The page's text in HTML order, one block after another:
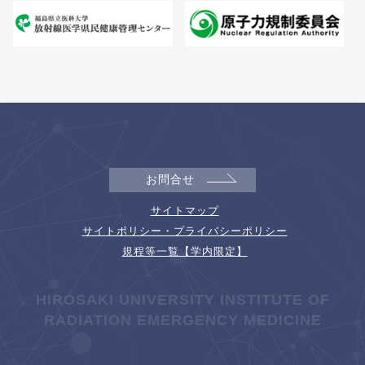
お問合せ
サイトマップ
サイトポリシー・プライバシーポリシー
規程等一覧【学内限定】
HIROSAKI UNIVERSITY INSTITUTE OF
RADIATION EMERGENCY MEDICINE